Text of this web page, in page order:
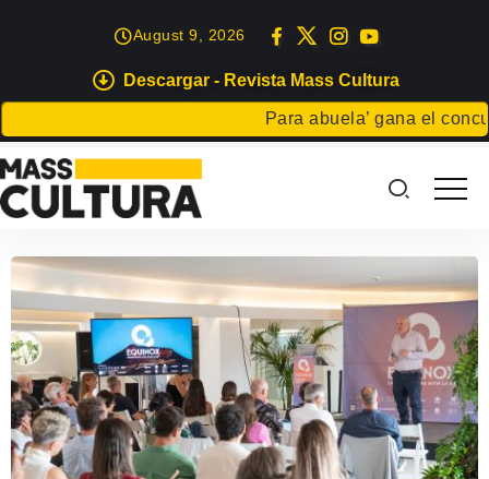
Descargar - Revista Mass Cultura
Para abuela’ gana el
August 9, 2026